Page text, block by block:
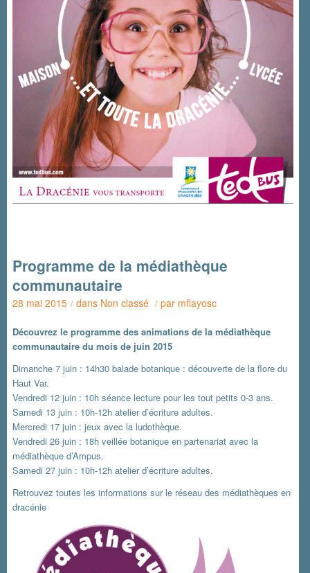
Programme de la médiathèque
communautaire
28 mai 2015 / dans Non classé / par mflayosc
Découvrez le programme des animations de la médiathèque
communautaire du mois de juin 2015
Dimanche 7 juin : 14h30 balade botanique : découverte de la flore du
Haut Var.
Vendredi 12 juin : 10h séance lecture pour les tout petits 0-3 ans.
Samedi 13 juin : 10h-12h atelier d’écriture adultes.
Mercredi 17 juin : jeux avec la ludothèque.
Vendredi 26 juin : 18h veillée botanique en partenariat avec la
médiathèque d’Ampus.
Samedi 27 juin : 10h-12h atelier d’écriture adultes.
Retrouvez toutes les informations sur le réseau des médiathèques en
dracénie